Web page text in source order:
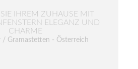
IHREM ZUHAUSE MIT
ELEGANZ UND
CHARME
/ Gramastetten - Österreich